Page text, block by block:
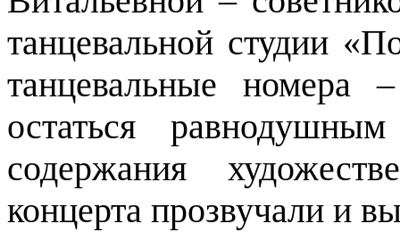
танцевальной студии
танцевальные номера
остаться
содержания
концерта прозвучали и